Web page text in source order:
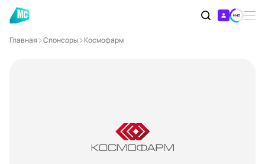
Главная Спонсоры Космофарм